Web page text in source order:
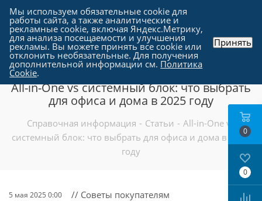
All-in-One vs системный блок: что выбрать
для офиса и дома в 2025 году
Справочная информация - Статьи - All-in-One vs
системный блок: что выбрать для офиса и дома в 2025
году
5 мая 2025 0:00 // Советы покупателям
0
0
Мы используем обязательные cookie для
работы сайта, а также аналитические и
рекламные cookie, включая Яндекс.Метрику,
для анализа посещаемости и улучшения
рекламы. Вы можете принять все cookie или
отклонить необязательные. Для получения
дополнительной информации см. Политика
Cookie.
Принять